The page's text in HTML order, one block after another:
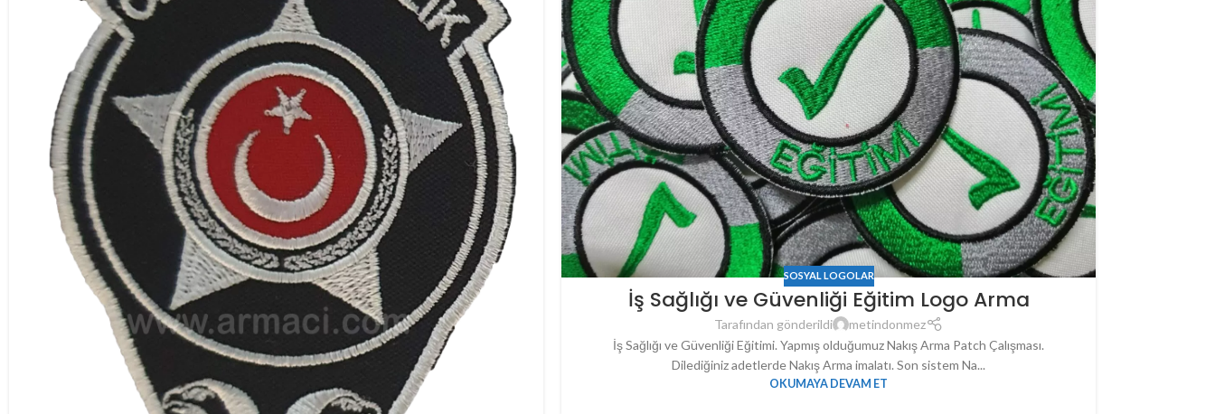
SOSYAL LOGOLAR
İş Sağlığı ve Güvenliği Eğitim Logo Arma
Tarafından gönderildi
metindonmez
İş Sağlığı ve Güvenliği Eğitimi. Yapmış olduğumuz Nakış Arma Patch Çalışması.
Dilediğiniz adetlerde Nakış Arma imalatı. Son sistem Na...
OKUMAYA DEVAM ET